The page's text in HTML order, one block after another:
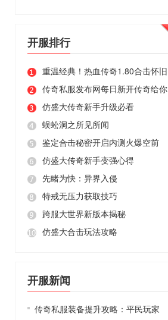
开服排行
重温经典！热血传奇1.80合击怀旧
传奇私服发布网每日新开传奇给你
仿盛大传奇新手升级必看
蜈蚣洞之所见所闻
鉴定合击秘密开启内测火爆空前
仿盛大传奇新手变强心得
先睹为快：异界入侵
特戒无压力获取技巧
跨服大世界新版本揭秘
仿盛大合击玩法攻略
开服新闻
传奇私服装备提升攻略：平民玩家